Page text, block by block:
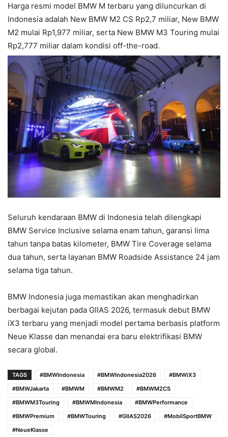
Harga resmi model BMW M terbaru yang diluncurkan di
Indonesia adalah New BMW M2 CS Rp2,7 miliar, New BMW
M2 mulai Rp1,977 miliar, serta New BMW M3 Touring mulai
Rp2,777 miliar dalam kondisi off-the-road.
Seluruh kendaraan BMW di Indonesia telah dilengkapi
BMW Service Inclusive selama enam tahun, garansi lima
tahun tanpa batas kilometer, BMW Tire Coverage selama
dua tahun, serta layanan BMW Roadside Assistance 24 jam
selama tiga tahun.
BMW Indonesia juga memastikan akan menghadirkan
berbagai kejutan pada GIIAS 2026, termasuk debut BMW
iX3 terbaru yang menjadi model pertama berbasis platform
Neue Klasse dan menandai era baru elektrifikasi BMW
secara global.
TAGS #BMWIndonesia #BMWIndonesia2026
#BMWiX3
#BMWJakarta
#BMWM #BMWM2
#BMWM2CS
#BMWM3Touring
#BMWMIndonesia
#BMWPerformance
#BMWPremium
#BMWTouring #GIIAS2026
#MobilSportBMW
#NeueKlasse